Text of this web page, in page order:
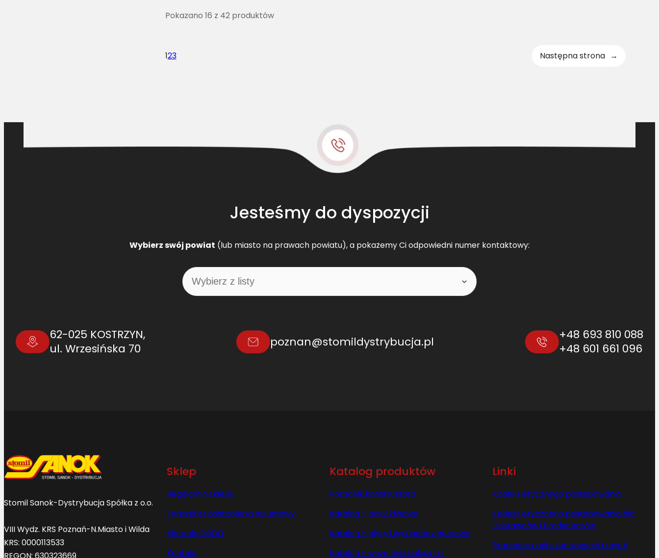
Pokazano 16 z 42 produktów
123 Następna strona →
Jesteśmy do dyspozycji
Wybierz swój powiat (lub miasto na prawach powiatu), a pokażemy Ci odpowiedni numer kontaktowy:
62-025 KOSTRZYN,
ul. Wrzesińska 70
poznan@stomildystrybucja.pl
+48 693 810 088
+48 601 661 096
Stomil Sanok-Dystrybucja Spółka z o.o.
VIII Wydz. KRS Poznań-N.Miasto i Wilda
KRS: 0000113533
REGON: 630323669
Sklep
Regulamin sklepu
Formularz odstąpienia od umowy
Klauzula RODO
Kontakt
Katalog produktów
Poradnik konstruktora
Katalog – pasy klinowe
Katalog – płyty i wykładziny gumowe
Katalog – węże hydrauliczne i
Linki
Kodeks etycznego postępowania
Kodeks etycznego postępowania dla
Dostawców i Producentów
Procedura zgłoszeń wewnętrznych